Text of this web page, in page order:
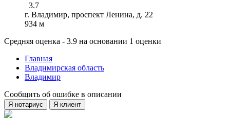
3.7
г. Владимир, проспект Ленина, д. 22
934 м
Средняя оценка - 3.9 на основании 1 оценки
Главная
Владимирская область
Владимир
Сообщить об ошибке в описании
Я нотариус Я клиент